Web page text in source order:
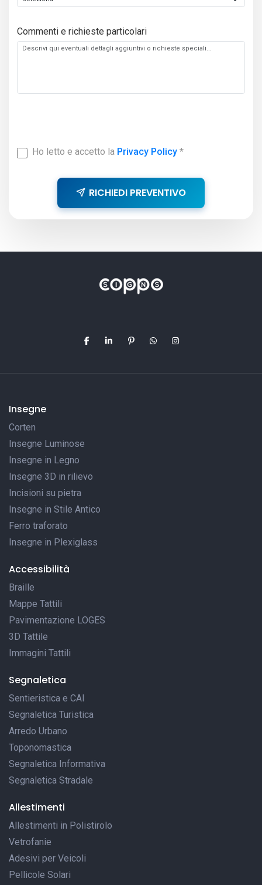
Commenti e richieste particolari
Ho letto e accetto la Privacy Policy*
RICHIEDI PREVENTIVO
Insegne
Corten
Insegne Luminose
Insegne in Legno
Insegne 3D in rilievo
Incisioni su pietra
Insegne in Stile Antico
Ferro traforato
Insegne in Plexiglass
Accessibilità
Braille
Mappe Tattili
Pavimentazione LOGES
3D Tattile
Immagini Tattili
Segnaletica
Sentieristica e CAI
Segnaletica Turistica
Arredo Urbano
Toponomastica
Segnaletica Informativa
Segnaletica Stradale
Allestimenti
Allestimenti in Polistirolo
Vetrofanie
Adesivi per Veicoli
Pellicole Solari